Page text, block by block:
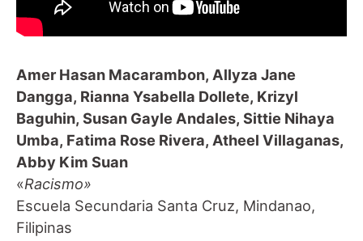
Amer Hasan Macarambon, Allyza Jane
Dangga, Rianna Ysabella Dollete, Krizyl
Baguhin, Susan Gayle Andales, Sittie Nihaya
Umba, Fatima Rose Rivera, Atheel Villaganas,
Abby Kim Suan
«Racismo»
Escuela Secundaria Santa Cruz, Mindanao,
Filipinas